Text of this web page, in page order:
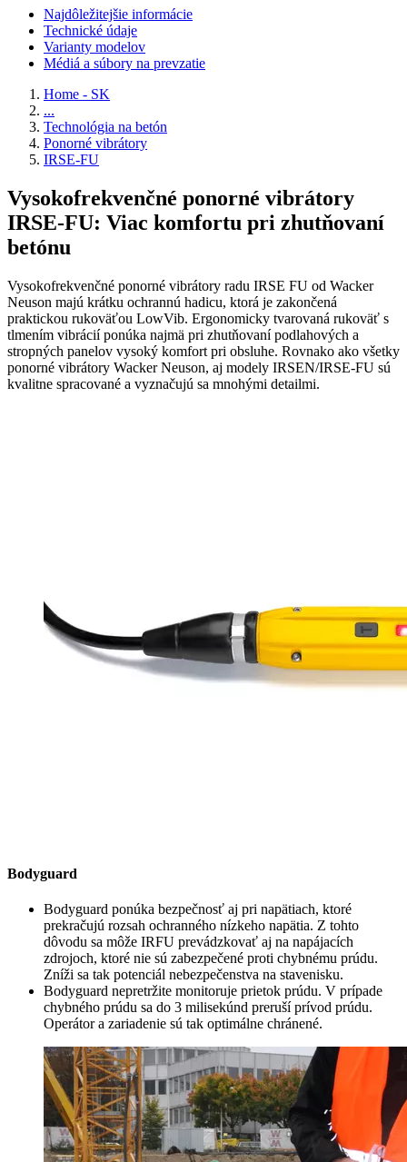
Najdôležitejšie informácie
Technické údaje
Varianty modelov
Médiá a súbory na prevzatie
Home - SK
...
Technológia na betón
Ponorné vibrátory
IRSE-FU
Vysokofrekvenčné ponorné vibrátory
IRSE-FU: Viac komfortu pri zhutňovaní
betónu
Vysokofrekvenčné ponorné vibrátory radu IRSE FU od Wacker
Neuson majú krátku ochrannú hadicu, ktorá je zakončená
praktickou rukoväťou LowVib. Ergonomicky tvarovaná rukoväť s
tlmením vibrácií ponúka najmä pri zhutňovaní podlahových a
stropných panelov vysoký komfort pri obsluhe. Rovnako ako všetky
ponorné vibrátory Wacker Neuson, aj modely IRSEN/IRSE-FU sú
kvalitne spracované a vyznačujú sa mnohými detailmi.
Bodyguard
Bodyguard ponúka bezpečnosť aj pri napätiach, ktoré
prekračujú rozsah ochranného nízkeho napätia. Z tohto
dôvodu sa môže IRFU prevádzkovať aj na napájacích
zdrojoch, ktoré nie sú zabezpečené proti chybnému prúdu.
Zníži sa tak potenciál nebezpečenstva na stavenisku.
Bodyguard nepretržite monitoruje prietok prúdu. V prípade
chybného prúdu sa do 3 milisekúnd preruší prívod prúdu.
Operátor a zariadenie sú tak optimálne chránené.